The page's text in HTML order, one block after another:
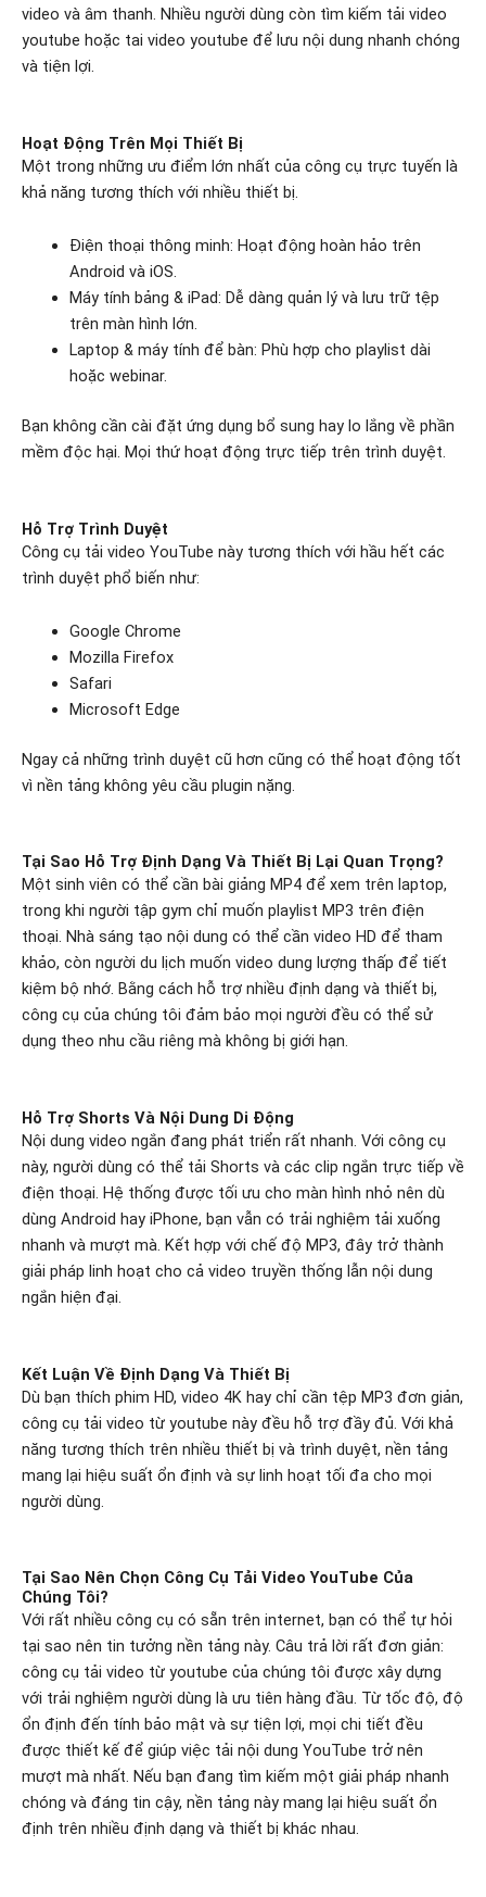
video và âm thanh. Nhiều người dùng còn tìm kiếm tải video
youtube hoặc tai video youtube để lưu nội dung nhanh chóng
và tiện lợi.
Hoạt Động Trên Mọi Thiết Bị
Một trong những ưu điểm lớn nhất của công cụ trực tuyến là
khả năng tương thích với nhiều thiết bị.
Điện thoại thông minh: Hoạt động hoàn hảo trên
Android và iOS.
Máy tính bảng & iPad: Dễ dàng quản lý và lưu trữ tệp
trên màn hình lớn.
Laptop & máy tính để bàn: Phù hợp cho playlist dài
hoặc webinar.
Bạn không cần cài đặt ứng dụng bổ sung hay lo lắng về phần
mềm độc hại. Mọi thứ hoạt động trực tiếp trên trình duyệt.
Hỗ Trợ Trình Duyệt
Công cụ tải video YouTube này tương thích với hầu hết các
trình duyệt phổ biến như:
Google Chrome
Mozilla Firefox
Safari
Microsoft Edge
Ngay cả những trình duyệt cũ hơn cũng có thể hoạt động tốt
vì nền tảng không yêu cầu plugin nặng.
Tại Sao Hỗ Trợ Định Dạng Và Thiết Bị Lại Quan Trọng?
Một sinh viên có thể cần bài giảng MP4 để xem trên laptop,
trong khi người tập gym chỉ muốn playlist MP3 trên điện
thoại. Nhà sáng tạo nội dung có thể cần video HD để tham
khảo, còn người du lịch muốn video dung lượng thấp để tiết
kiệm bộ nhớ. Bằng cách hỗ trợ nhiều định dạng và thiết bị,
công cụ của chúng tôi đảm bảo mọi người đều có thể sử
dụng theo nhu cầu riêng mà không bị giới hạn.
Hỗ Trợ Shorts Và Nội Dung Di Động
Nội dung video ngắn đang phát triển rất nhanh. Với công cụ
này, người dùng có thể tải Shorts và các clip ngắn trực tiếp về
điện thoại. Hệ thống được tối ưu cho màn hình nhỏ nên dù
dùng Android hay iPhone, bạn vẫn có trải nghiệm tải xuống
nhanh và mượt mà. Kết hợp với chế độ MP3, đây trở thành
giải pháp linh hoạt cho cả video truyền thống lẫn nội dung
ngắn hiện đại.
Kết Luận Về Định Dạng Và Thiết Bị
Dù bạn thích phim HD, video 4K hay chỉ cần tệp MP3 đơn giản,
công cụ tải video từ youtube này đều hỗ trợ đầy đủ. Với khả
năng tương thích trên nhiều thiết bị và trình duyệt, nền tảng
mang lại hiệu suất ổn định và sự linh hoạt tối đa cho mọi
người dùng.
Tại Sao Nên Chọn Công Cụ Tải Video YouTube Của
Chúng Tôi?
Với rất nhiều công cụ có sẵn trên internet, bạn có thể tự hỏi
tại sao nên tin tưởng nền tảng này. Câu trả lời rất đơn giản:
công cụ tải video từ youtube của chúng tôi được xây dựng
với trải nghiệm người dùng là ưu tiên hàng đầu. Từ tốc độ, độ
ổn định đến tính bảo mật và sự tiện lợi, mọi chi tiết đều
được thiết kế để giúp việc tải nội dung YouTube trở nên
mượt mà nhất. Nếu bạn đang tìm kiếm một giải pháp nhanh
chóng và đáng tin cậy, nền tảng này mang lại hiệu suất ổn
định trên nhiều định dạng và thiết bị khác nhau.